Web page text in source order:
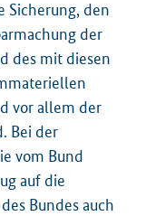
Sicherung, den
der
des mit diesen
vor allem der
Bei der
vom Bund
auf die
Bundes auch